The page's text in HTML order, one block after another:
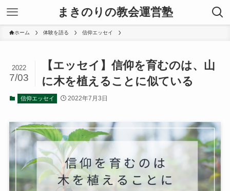
まきのりの教会運営塾
ホーム 体験を語る 信仰エッセイ
【エッセイ】信仰を育むのは、山
に木を植えることに似ている
2022
7/03
信仰エッセイ 2022年7月3日